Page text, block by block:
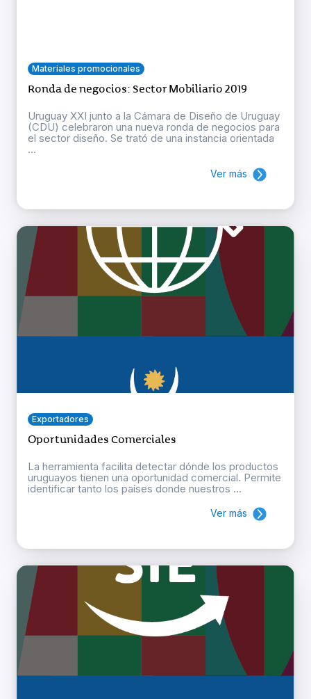
Materiales promocionales
Ronda de negocios: Sector Mobiliario 2019
Uruguay XXI junto a la Cámara de Diseño de Uruguay
(CDU) celebraron una nueva ronda de negocios para
el sector diseño. Se trató de una instancia orientada
...
Ver más
Exportadores
Oportunidades Comerciales
La herramienta facilita detectar dónde los productos
uruguayos tienen una oportunidad comercial. Permite
identificar tanto los países donde nuestros ...
Ver más